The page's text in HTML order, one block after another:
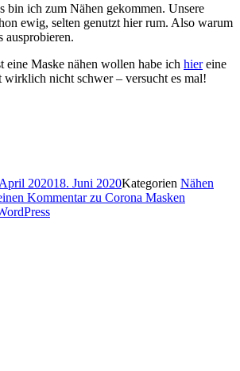
bin ich zum Nähen gekommen. Unsere
ewig, selten genutzt hier rum. Also warum
ausprobieren.
eine Maske nähen wollen habe ich hiereine
wirklich nicht schwer – versucht es mal!
202018. Juni 2020Kategorien Nähen
Kommentarzu Corona Masken